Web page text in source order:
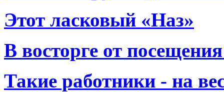
Этот ласковый «Наз»
В восторге от
Такие работники - на